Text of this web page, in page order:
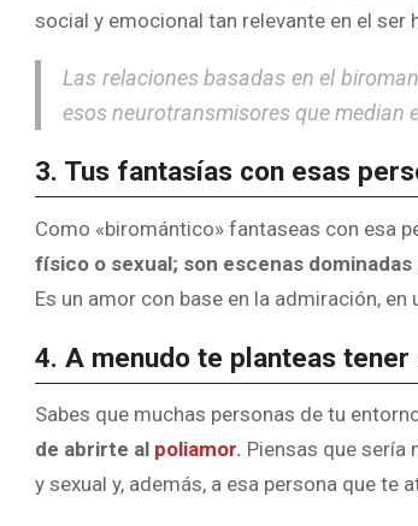
social y emocional tan relevante en el ser
Las relaciones basadas en el
esos neurotransmisores que median
3. Tus fantasías con esas
Como «biromántico» fantaseas con esa
físico o sexual; son escenas
Es un amor con base en la admiración,
4. A menudo te planteas
Sabes que muchas personas de tu
de abrirte al poliamor. Piensas que sería
y sexual y, además, a esa persona que te